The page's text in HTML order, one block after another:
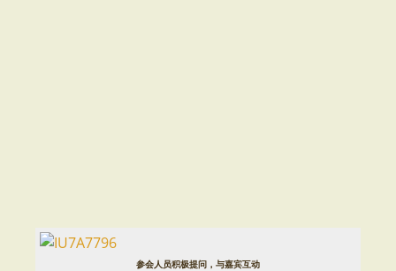
参会人员积极提问，与嘉宾互动